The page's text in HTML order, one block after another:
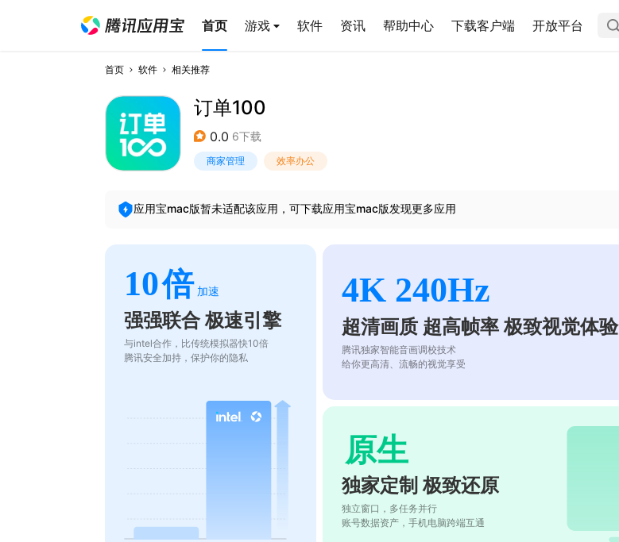
首页 游戏 软件 资讯 帮助中心 下载客户端 开放平台
首页 软件 相关推荐
订单100
0.0 6下载
商家管理 效率办公
应用宝mac版暂未适配该应用，可下载应用宝mac版发现更多应用
10倍 加速
强强联合 极速引擎
与intel合作，比传统模拟器快10倍
腾讯安全加持，保护你的隐私
4K 240Hz
超清画质 超高帧率 极致视觉体验
腾讯独家智能音画调校技术
给你更高清、流畅的视觉享受
原生
独家定制 极致还原
独立窗口，多任务并行
账号数据资产，手机电脑跨端互通